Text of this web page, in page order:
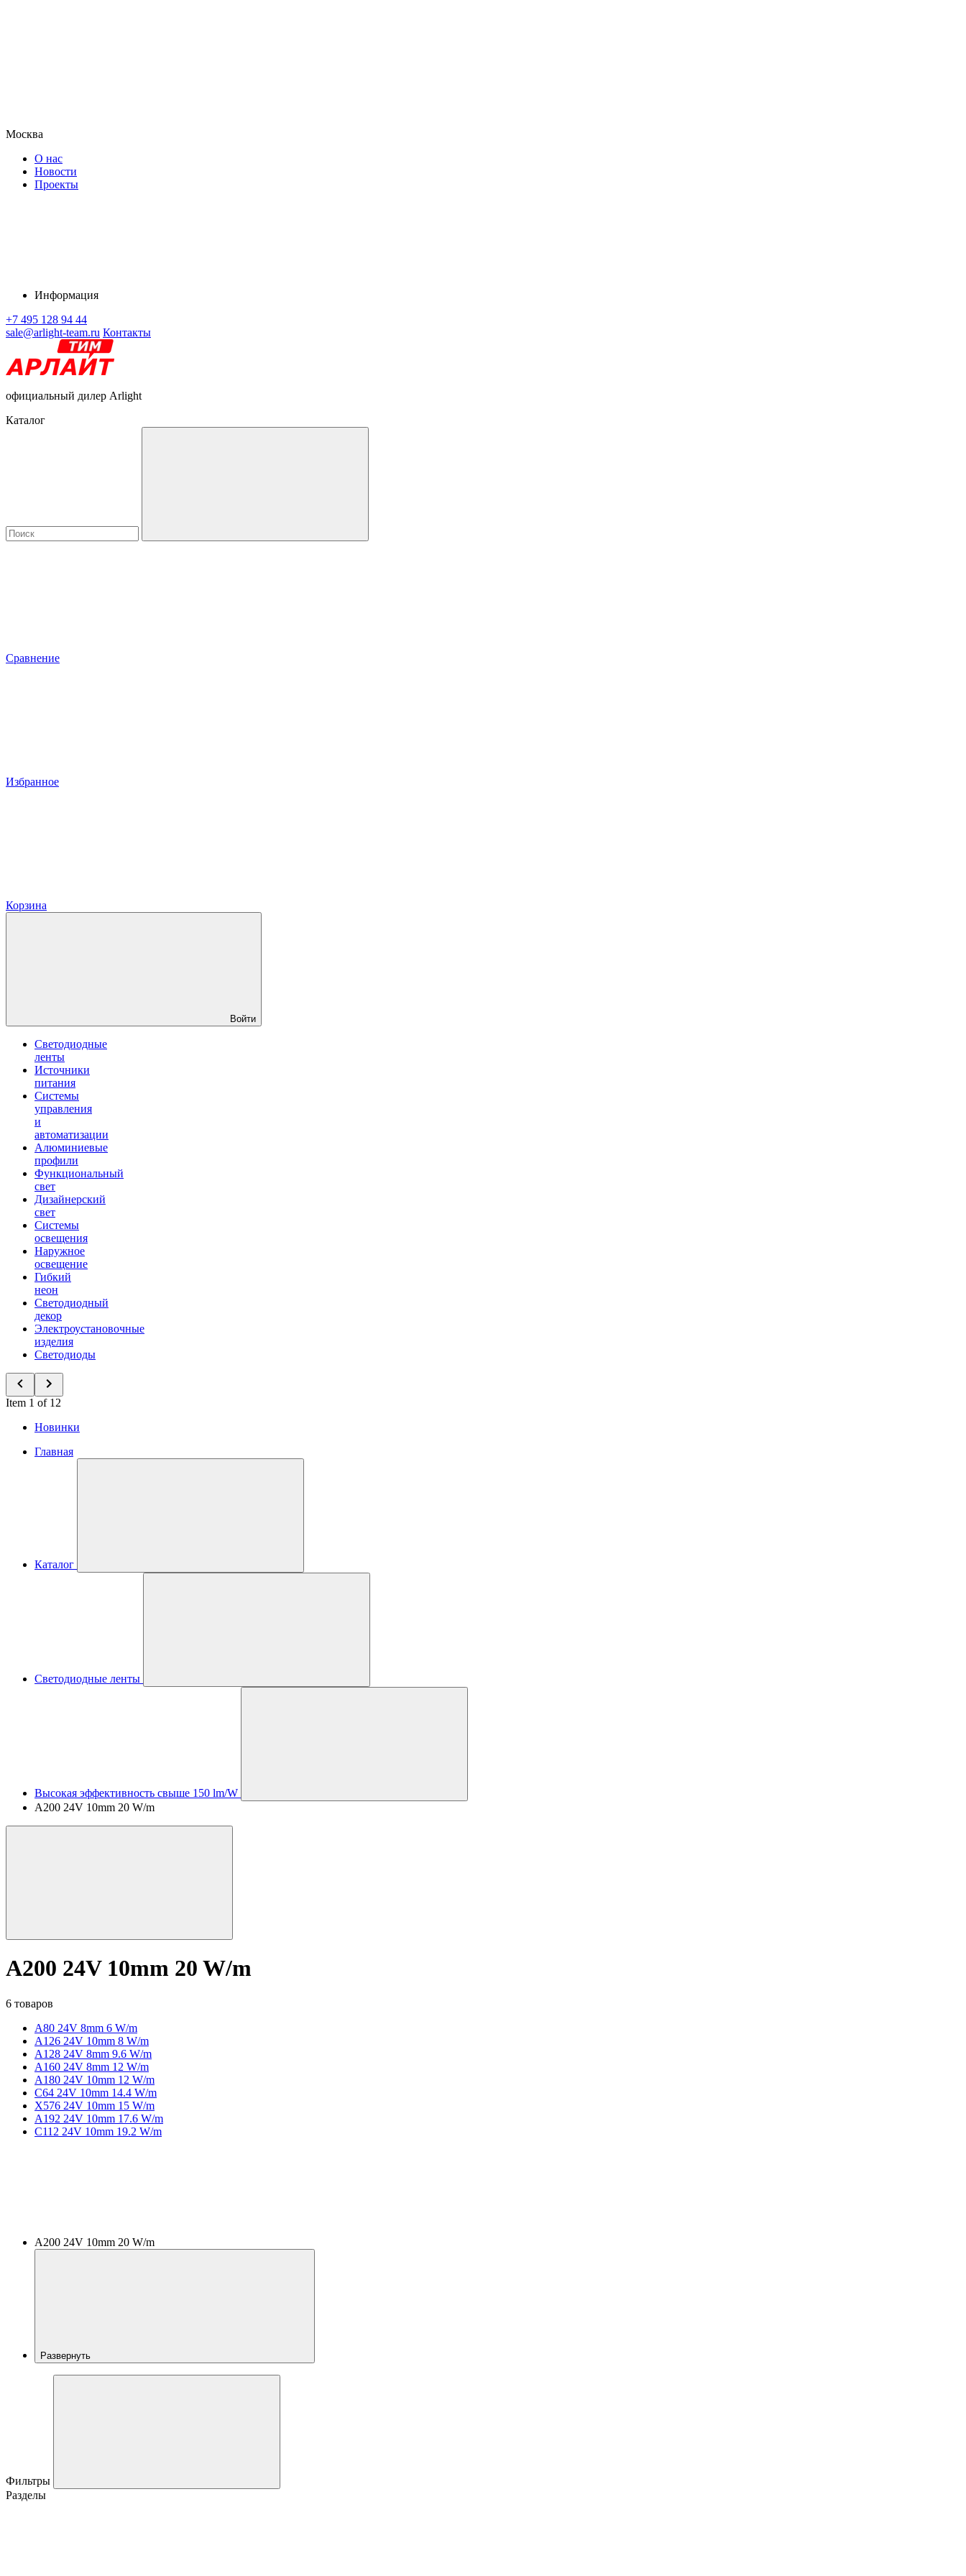
Москва
О нас
Новости
Проекты
Информация
+7 495 128 94 44
sale@arlight-team.ru Контакты
официальный дилер Arlight
Каталог
Сравнение
Избранное
Корзина
Войти
Светодиодные
ленты
Источники
питания
Системы
управления
и
автоматизации
Алюминиевые
профили
Функциональный
свет
Дизайнерский
свет
Системы
освещения
Наружное
освещение
Гибкий
неон
Светодиодный
декор
Электроустановочные
изделия
Светодиоды
Item 1 of 12
Новинки
Главная
Каталог
Светодиодные ленты
Высокая эффективность свыше 150 lm/W
A200 24V 10mm 20 W/m
A200 24V 10mm 20 W/m
6 товаров
A80 24V 8mm 6 W/m
A126 24V 10mm 8 W/m
A128 24V 8mm 9.6 W/m
A160 24V 8mm 12 W/m
A180 24V 10mm 12 W/m
C64 24V 10mm 14.4 W/m
X576 24V 10mm 15 W/m
A192 24V 10mm 17.6 W/m
C112 24V 10mm 19.2 W/m
A200 24V 10mm 20 W/m
Развернуть
Фильтры
Разделы